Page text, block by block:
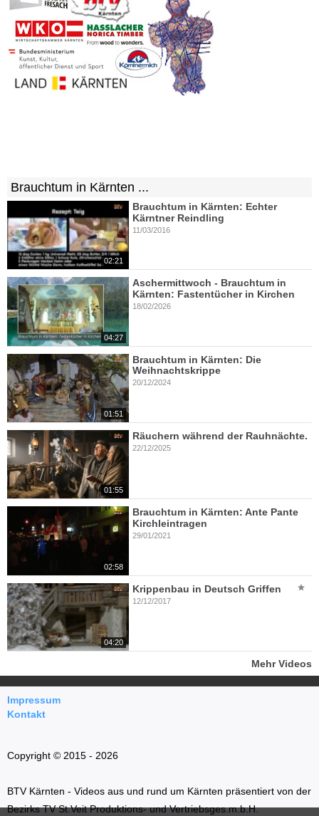
Brauchtum in Kärnten ...
02:21
Brauchtum in Kärnten: Echter
Kärntner Reindling
11/03/2016
04:27
Aschermittwoch - Brauchtum in
Kärnten: Fastentücher in Kirchen
18/02/2026
01:51
Brauchtum in Kärnten: Die
Weihnachtskrippe
20/12/2024
01:55
Räuchern während der Rauhnächte.
22/12/2025
02:58
Brauchtum in Kärnten: Ante Pante
Kirchleintragen
29/01/2021
04:20
Krippenbau in Deutsch Griffen
12/12/2017
Mehr Videos
Impressum
Kontakt
Copyright © 2015 - 2026
BTV Kärnten - Videos aus und rund um Kärnten präsentiert von der
Bezirks TV St.Veit Produktions- und Vertriebsges.m.b.H.